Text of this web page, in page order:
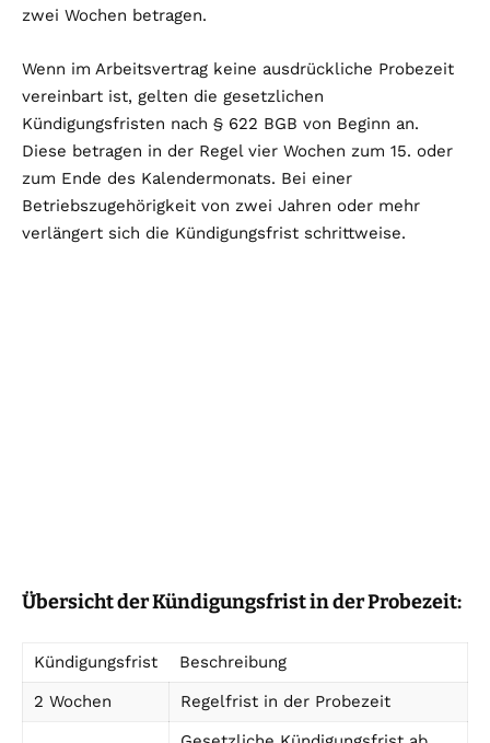
zwei Wochen betragen.
Wenn im Arbeitsvertrag keine ausdrückliche Probezeit
vereinbart ist, gelten die gesetzlichen
Kündigungsfristen nach § 622 BGB von Beginn an.
Diese betragen in der Regel vier Wochen zum 15. oder
zum Ende des Kalendermonats. Bei einer
Betriebszugehörigkeit von zwei Jahren oder mehr
verlängert sich die Kündigungsfrist schrittweise.
Übersicht der Kündigungsfrist in der Probezeit:
Kündigungsfrist
Beschreibung
2 Wochen
Regelfrist in der Probezeit